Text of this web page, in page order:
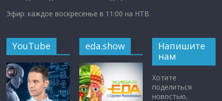
Эфир: каждое воскресенье в 11:00 на НТВ.
YouTube eda.show
Напишите
нам
Хотите
поделиться
новостью,